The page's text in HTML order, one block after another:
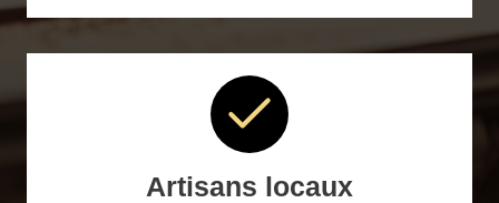
Artisans locaux